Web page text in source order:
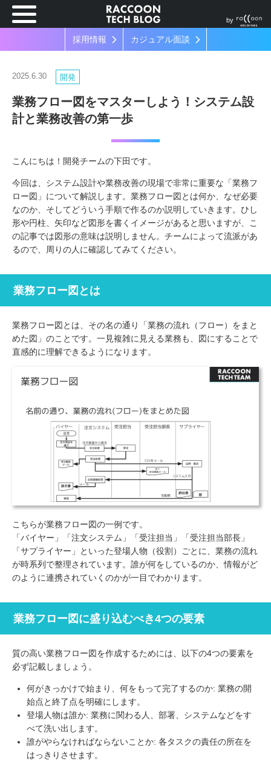
by
採用情報 カジュアル面談
2025.6.30 開発
業務フロー図をマスターしよう！システム設
計と業務改善の第一歩
こんにちは！開発チームの下田です。
今回は、システム設計や業務改善の現場で非常に重要な「業務フ
ロー図」について解説します。業務フロー図とは何か、なぜ必要
なのか、そしてどういう手順で作るのか説明していきます。ひし
形や円柱、矢印など図形を書くイメージがあると思いますが、こ
の記事では図形の意味は説明しません。チームによって流派があ
るので、周りの人に確認してみてください。
業務フロー図とは
業務フロー図とは、その名の通り「業務の流れ（フロー）をまと
めた図」のことです。一見複雑に見える業務も、図にすることで
直感的に理解できるようになります。
こちらが業務フロー図の一例です。
「バイヤー」「注文システム」「受注担当」「受注担当部長」
「サプライヤー」といった登場人物（役割）ごとに、業務の流れ
が時系列で整理されています。誰が何をしているのか、情報がど
のように連携されていくのかが一目でわかります。
業務フロー図に盛り込むべき4つの要素
質の高い業務フロー図を作成するためには、以下の4つの要素を
必ず記載しましょう。
何がきっかけで始まり、何をもって完了するのか: 業務の開
始点と終了点を明確にします。
登場人物は誰か: 業務に関わる人、部署、システムなどをす
べて洗い出します。
誰がやらなければならないことか: 各タスクの責任の所在を
はっきりさせます。